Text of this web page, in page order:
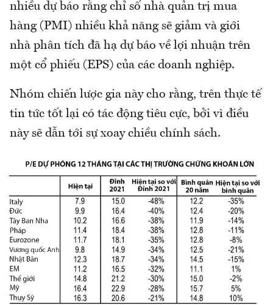
nhiều dự báo rằng chỉ số nhà quản trị mua
hàng (PMI) nhiều khả năng sẽ giảm và giới
nhà phân tích đã hạ dự báo về lợi nhuận trên
một cổ phiếu (EPS) của các doanh nghiệp.
Nhóm chiến lược gia này cho rằng, trên thực tế
tin tức tốt lại có tác động tiêu cực, bởi vì điều
này sẽ dẫn tới sự xoay chiều chính sách.